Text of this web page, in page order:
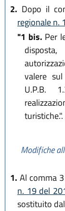
2. Dopo il
regionale n.
"1 bis. Per
valere
U.P.B.
turistiche.".
Modifiche
1. Al comma
n. 19 del
sostituito